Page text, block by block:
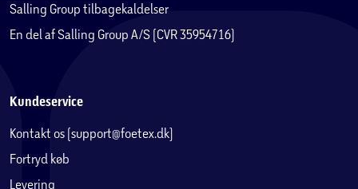
Salling Group tilbagekaldelser
En del af Salling Group A/S (CVR 35954716)
Kundeservice
Kontakt os (support@foetex.dk)
Fortryd køb
Levering